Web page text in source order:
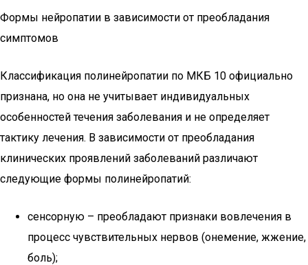
Формы нейропатии в зависимости от преобладания
симптомов
Классификация полинейропатии по МКБ 10 официально
признана, но она не учитывает индивидуальных
особенностей течения заболевания и не определяет
тактику лечения. В зависимости от преобладания
клинических проявлений заболеваний различают
следующие формы полинейропатий:
сенсорную – преобладают признаки вовлечения в
процесс чувствительных нервов (онемение, жжение,
боль);